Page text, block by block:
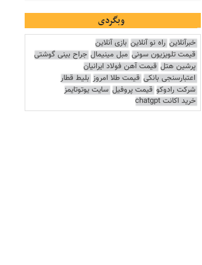
وبگردی
خبرآنلاین راه نو آنلاین بازی آنلاین
قیمت تلویزیون سونی مبل مینیمال جراح بینی گوشتی
پرشین هتل قیمت آهن فولاد ایرانیان
اعتبارسنجی بانکی قیمت طلا امروز بلیط قطار
شرکت رادوکو قیمت پروفیل سایت یوتوتایمز
خرید اکانت chatgpt